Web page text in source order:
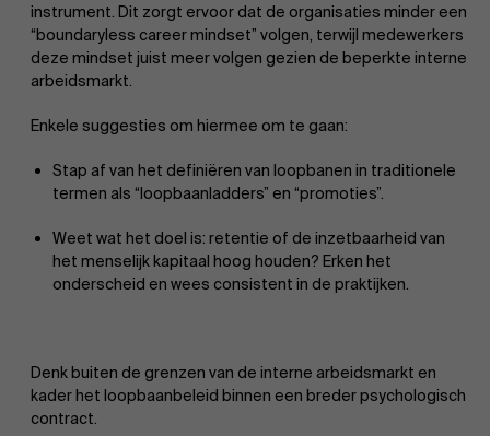
Over Antwerp Management School
instrument. Dit zorgt ervoor dat de organisaties minder een
“boundaryless career mindset” volgen, terwijl medewerkers
deze mindset juist meer volgen gezien de beperkte interne
arbeidsmarkt.
Enkele suggesties om hiermee om te gaan:
Stap af van het definiëren van loopbanen in traditionele
termen als “loopbaanladders” en “promoties”.
Weet wat het doel is: retentie of de inzetbaarheid van
het menselijk kapitaal hoog houden? Erken het
onderscheid en wees consistent in de praktijken.
Denk buiten de grenzen van de interne arbeidsmarkt en
kader het loopbaanbeleid binnen een breder psychologisch
contract.